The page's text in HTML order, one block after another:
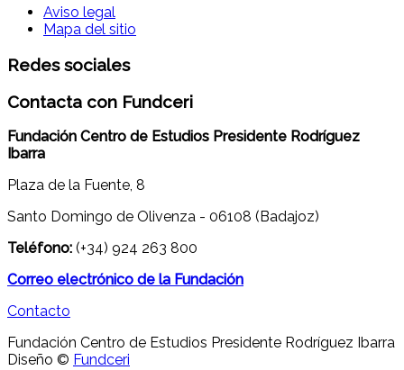
Aviso legal
Mapa del sitio
Redes sociales
Contacta con Fundceri
Fundación Centro de Estudios Presidente Rodríguez
Ibarra
Plaza de la Fuente, 8
Santo Domingo de Olivenza - 06108 (Badajoz)
Teléfono: (+34) 924 263 800
Correo electrónico de la Fundación
Contacto
Fundación Centro de Estudios Presidente Rodríguez Ibarra
Diseño © Fundceri